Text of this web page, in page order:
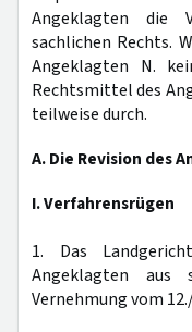
Angeklagten die
sachlichen Rechts.
Angeklagten N.
Rechtsmittel des
teilweise durch.
A. Die Revision des
I. Verfahrensrügen
1. Das
Angeklagten aus
Vernehmung vom